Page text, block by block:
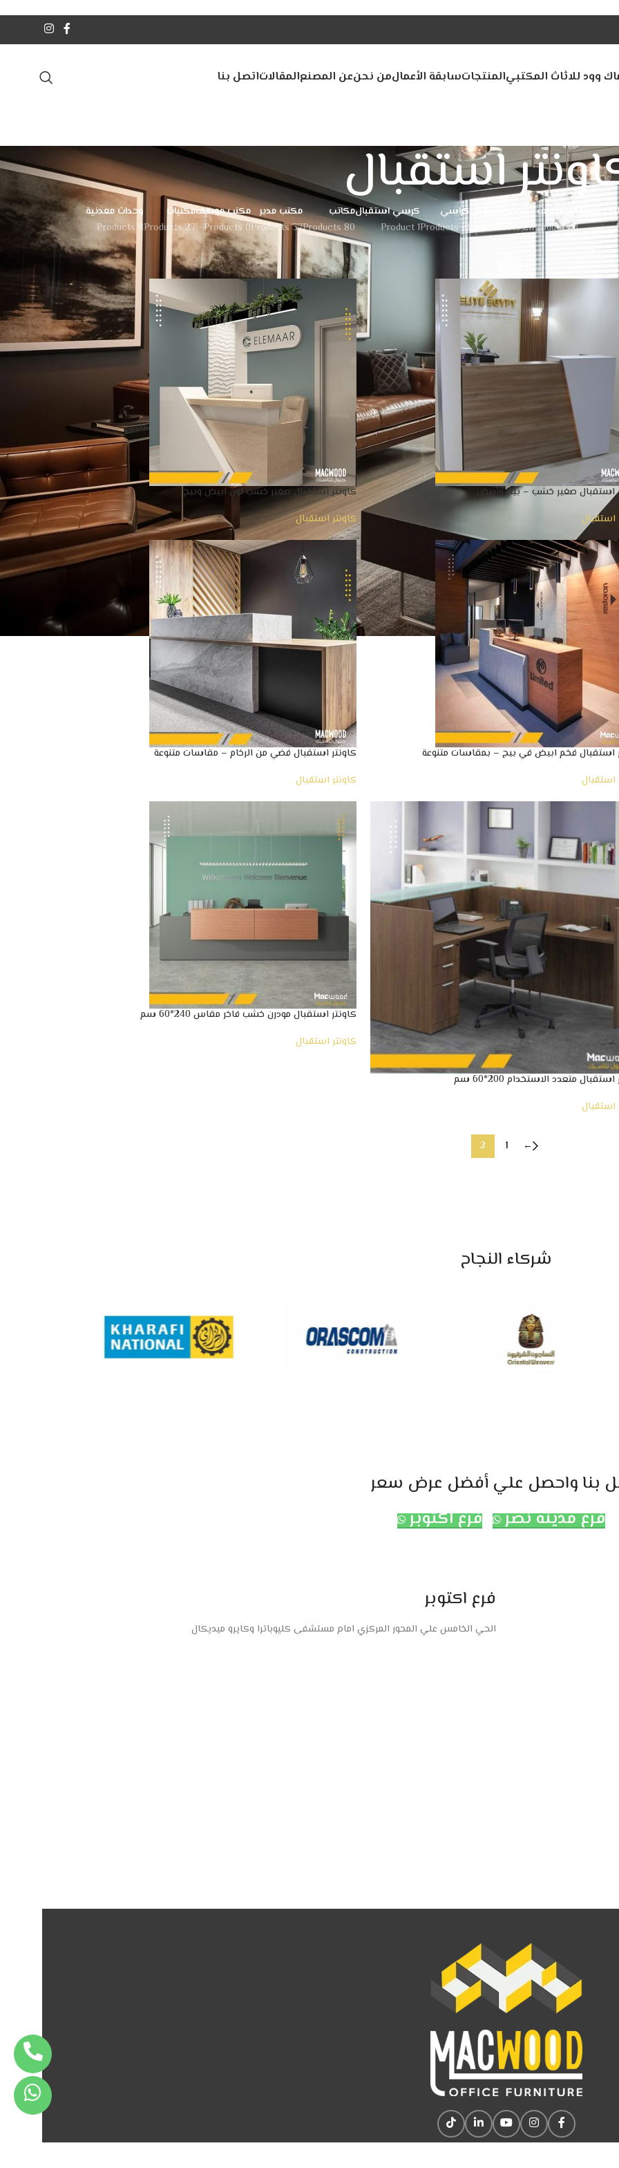
وود للاثاث المكتبيالمنتجاتسابقة الأعمالمن نحنعن المصنعالمقالاتاتصل بنا
استقبال
خشبية
غير مصنف
0 Products
21 Products
كراسي
81 Products
كرسي استقبال
1 Product
مكاتب
80 Products
مكتب مدير
37 Products
مكتب موظف
0 Products
مكتبات
27 Products
وحدات معدنية
8 Products
Show
9
18
24
استقبال صغير خشب – بيج وأبيض
استقبال
كاونتر استقبال صغير خشب لون ابيض وبيج
كاونتر استقبال
استقبال فخم ابيض في بيج – بمقاسات متنوعة
استقبال
كاونتر استقبال فضي من الرخام – مقاسات متنوعة
كاونتر استقبال
متعدد الاستخدام 200*60 سم
استقبال
كاونتر استقبال مودرن خشب فاخر مقاس 240*60 سم
كاونتر استقبال
←
1
2
شركاء النجاح
بنا واحصل علي أفضل عرض سعر
فرع مدينه نصر
فرع اكتوبر
فرع اكتوبر
الحي الخامس علي المحور المركزي امام مستشفى كليوباترا وكايرو ميديكال